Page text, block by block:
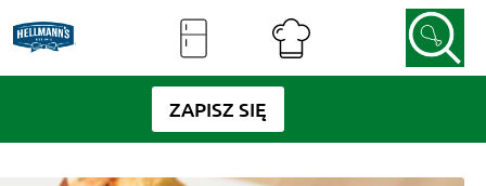
ZAPISZ SIĘ